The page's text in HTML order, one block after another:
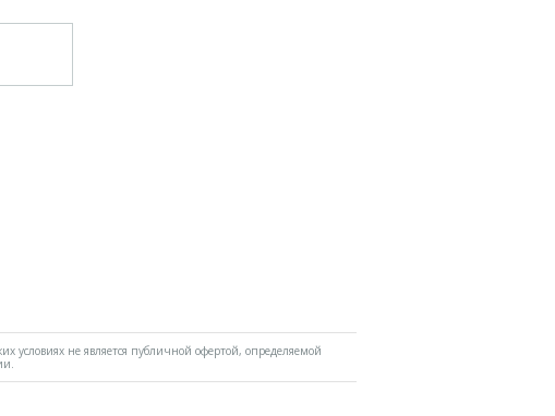
не является публичной офертой, определяемой